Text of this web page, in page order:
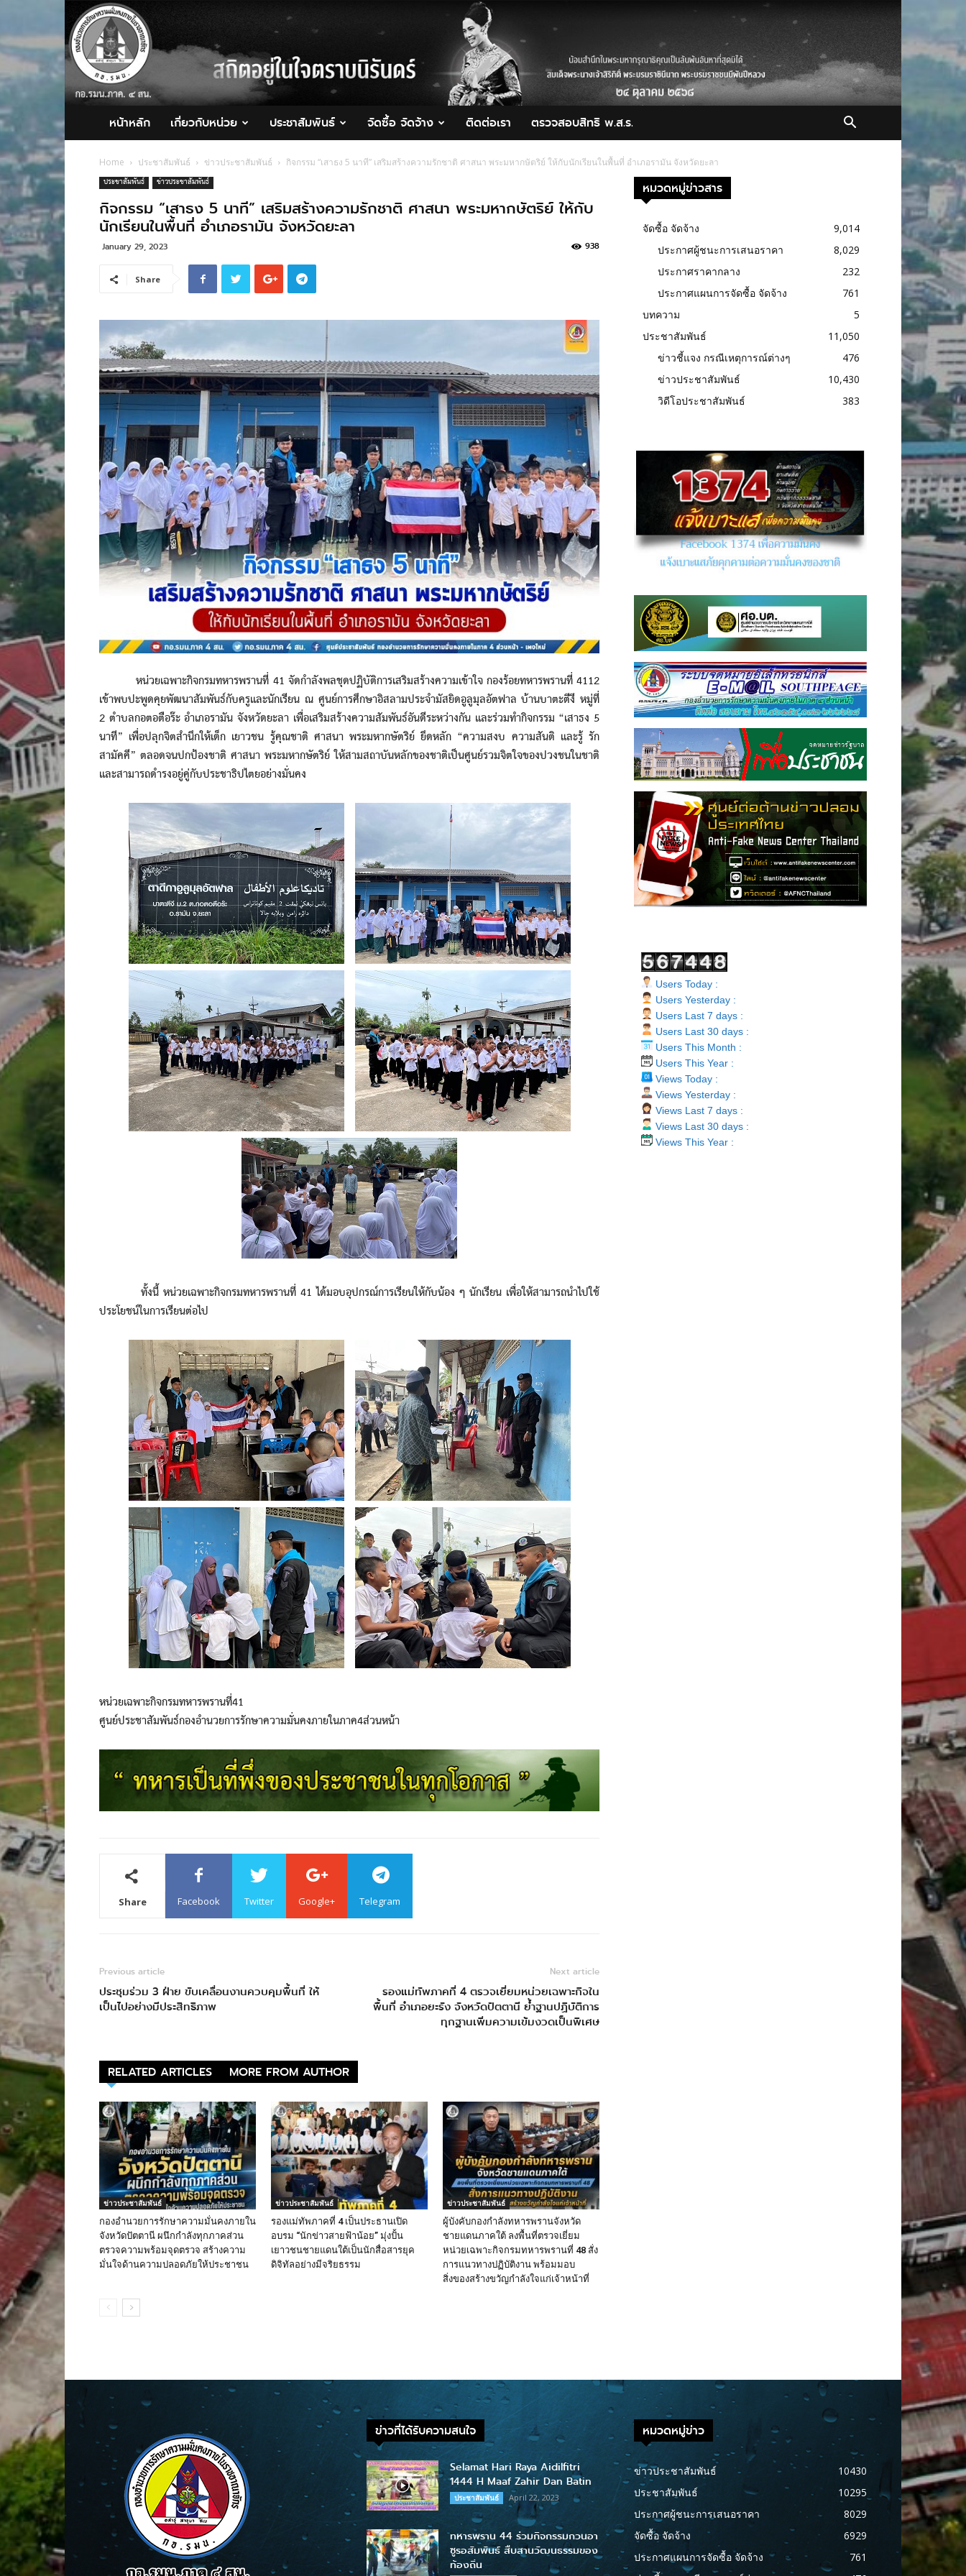
กอ.รมน.ภาค
4
สน.
หน้าหลัก เกี่ยวกับหน่วย ประชาสัมพันธ์ จัดซื้อ จัดจ้าง ติดต่อเรา ตรวจสอบสิทธิ พ.ส.ร.
Home ประชาสัมพันธ์ ข่าวประชาสัมพันธ์ กิจกรรม “เสาธง 5 นาที” เสริมสร้างความรักชาติ ศาสนา พระมหากษัตริย์ ให้กับนักเรียนในพื้นที่ อำเภอรามัน จังหวัดยะลา
ประชาสัมพันธ์ ข่าวประชาสัมพันธ์
กิจกรรม “เสาธง 5 นาที” เสริมสร้างความรักชาติ ศาสนา พระมหากษัตริย์ ให้กับ
นักเรียนในพื้นที่ อำเภอรามัน จังหวัดยะลา
January 29, 2023 938
Share
หน่วยเฉพาะกิจกรมทหารพรานที่ 41 จัดกำลังพลชุดปฏิบัติการเสริมสร้างความเข้าใจ กองร้อยทหารพรานที่ 4112
เข้าพบปะพูดคุยพัฒนาสัมพันธ์กับครูและนักเรียน ณ ศูนย์การศึกษาอิสลามประจำมัสยิดอูลูมุลอัตฟาล บ้านบาตะตีงี หมู่ที่
2 ตำบลกอตอตือร๊ะ อำเภอรามัน จังหวัดยะลา เพื่อเสริมสร้างความสัมพันธ์อันดีระหว่างกัน และร่วมทำกิจกรรม “เสาธง 5
นาที” เพื่อปลุกจิตสำนึกให้เด็ก เยาวชน รู้คุณชาติ ศาสนา พระมหากษัตริย์ ยึดหลัก “ความสงบ ความสันติ และรู้ รัก
สามัคคี” ตลอดจนปกป้องชาติ ศาสนา พระมหากษัตริย์ ให้สามสถาบันหลักของชาติเป็นศูนย์รวมจิตใจของปวงชนในชาติ
และสามารถดำรงอยู่คู่กับประชาธิปไตยอย่างมั่นคง
ทั้งนี้ หน่วยเฉพาะกิจกรมทหารพรานที่ 41 ได้มอบอุปกรณ์การเรียนให้กับน้อง ๆ นักเรียน เพื่อให้สามารถนำไปใช้
ประโยชน์ในการเรียนต่อไป
หน่วยเฉพาะกิจกรมทหารพรานที่41
ศูนย์ประชาสัมพันธ์กองอำนวยการรักษาความมั่นคงภายในภาค4ส่วนหน้า
Share Facebook Twitter Google+ Telegram
Previous article
ประชุมร่วม 3 ฝ่าย ขับเคลื่อนงานควบคุมพื้นที่ ให้
เป็นไปอย่างมีประสิทธิภาพ
Next article
รองแม่ทัพภาคที่ 4 ตรวจเยี่ยมหน่วยเฉพาะกิจใน
พื้นที่ อำเภอยะรัง จังหวัดปัตตานี ย้ำฐานปฏิบัติการ
ทุกฐานเพิ่มความเข้มงวดเป็นพิเศษ
RELATED ARTICLES MORE FROM AUTHOR
ข่าวประชาสัมพันธ์
กองอำนวยการรักษาความมั่นคงภายใน
จังหวัดปัตตานี ผนึกกำลังทุกภาคส่วน
ตรวจความพร้อมจุดตรวจ สร้างความ
มั่นใจด้านความปลอดภัยให้ประชาชน
ข่าวประชาสัมพันธ์
รองแม่ทัพภาคที่ 4 เป็นประธานเปิด
อบรม “นักข่าวสายฟ้าน้อย” มุ่งปั้น
เยาวชนชายแดนใต้เป็นนักสื่อสารยุค
ดิจิทัลอย่างมีจริยธรรม
ข่าวประชาสัมพันธ์
ผู้บังคับกองกำลังทหารพรานจังหวัด
ชายแดนภาคใต้ ลงพื้นที่ตรวจเยี่ยม
หน่วยเฉพาะกิจกรมทหารพรานที่ 48 สั่ง
การแนวทางปฏิบัติงาน พร้อมมอบ
สิ่งของสร้างขวัญกำลังใจแก่เจ้าหน้าที่
หมวดหมู่ข่าวสาร
จัดซื้อ จัดจ้าง
9,014
ประกาศผู้ชนะการเสนอราคา
8,029
ประกาศราคากลาง
232
ประกาศแผนการจัดซื้อ จัดจ้าง
761
บทความ
5
ประชาสัมพันธ์
11,050
ข่าวชี้แจง กรณีเหตุการณ์ต่างๆ
476
ข่าวประชาสัมพันธ์
10,430
วิดีโอประชาสัมพันธ์
383
Users Today :
Users Yesterday :
Users Last 7 days :
Users Last 30 days :
Users This Month :
Users This Year :
Views Today :
Views Yesterday :
Views Last 7 days :
Views Last 30 days :
Views This Year :
ข่าวที่ได้รับความสนใจ
Selamat Hari Raya Aidilfitri
1444 H Maaf Zahir Dan Batin
ประชาสัมพันธ์ April 22, 2023
ทหารพราน 44 ร่วมกิจกรรมกวนอา
ซูรอสัมพันธ์ สืบสานวัฒนธรรมของ
ท้องถิ่น
หมวดหมู่ข่าว
ข่าวประชาสัมพันธ์
10430
ประชาสัมพันธ์
10295
ประกาศผู้ชนะการเสนอราคา
8029
จัดซื้อ จัดจ้าง
6929
ประกาศแผนการจัดซื้อ จัดจ้าง
761